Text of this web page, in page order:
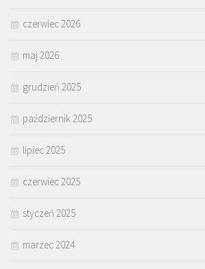
czerwiec 2026
maj 2026
grudzień 2025
październik 2025
lipiec 2025
czerwiec 2025
styczeń 2025
marzec 2024